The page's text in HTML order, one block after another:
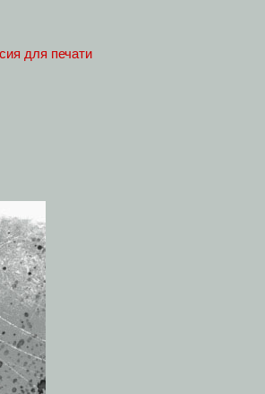
для печати